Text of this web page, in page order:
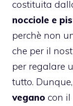
costituita
nocciole e
perchè non
che per il
per regalare
tutto.
vegano con il